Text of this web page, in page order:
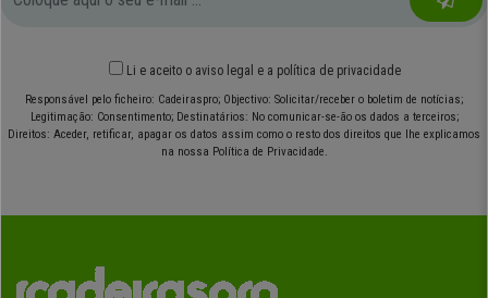
Li e aceito o aviso legal e a política de privacidade
Responsável pelo ficheiro: Cadeiraspro; Objectivo: Solicitar/receber o boletim de notícias;
Legitimação: Consentimento; Destinatários: No comunicar-se-ão os dados a terceiros;
Direitos: Aceder, retificar, apagar os datos assim como o resto dos direitos que lhe explicamos
na nossa Política de Privacidade.